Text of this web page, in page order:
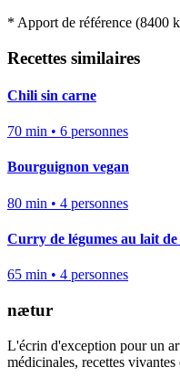
* Apport de référence (8400
Recettes similaires
Chili sin carne
70 min • 6 personnes
Bourguignon vegan
80 min • 4 personnes
Curry de légumes au lait de
65 min • 4 personnes
nætur
L'écrin d'exception pour un
médicinales, recettes